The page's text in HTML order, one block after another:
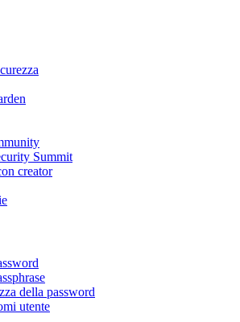
Summit
creator
della password
utente